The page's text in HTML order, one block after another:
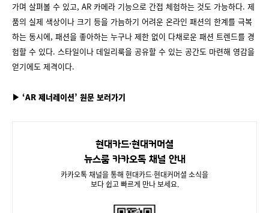
가며 살펴볼 수 있고, AR 카메라 기능으로 간접 체험하는 것도 가능하다. 제
품의 실제 색상이나 크기 등을 가늠하기 어려운 온라인 패션의 한계를 극복
하는 동시에, 패션을 좋아하는 누구나 제한 없이 다채로운 패션 트렌드를 경
험할 수 있다. 스타일이나 데일리룩을 공유할 수 있는 공간도 마련해 영감을
얻기에도 제격이다.
▶ ‘AR 제너레이션’ 원문 보러가기
현대카드∙현대커머셜
뉴스룸 카카오톡 채널 안내
카카오톡 채널을 통해 현대카드∙현대커머셜 소식을
보다 쉽고 빠르게 만나 보세요.